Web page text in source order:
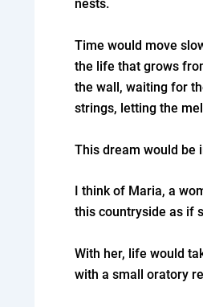
nests.
Time would move
the life that grows
the wall, waiting for
strings, letting the
This dream would be
I think of Maria, a
this countryside as if
With her, life would
with a small oratory